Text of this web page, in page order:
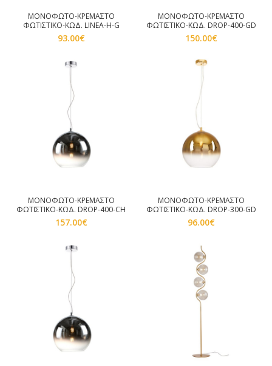
ΜΟΝΟΦΩΤΟ-ΚΡΕΜΑΣΤΟ
ΦΩΤΙΣΤΙΚΟ-ΚΩΔ. LINEA-H-G
93.00€
ΜΟΝΟΦΩΤΟ-ΚΡΕΜΑΣΤΟ
ΦΩΤΙΣΤΙΚΟ-ΚΩΔ. DROP-400-GD
150.00€
ΜΟΝΟΦΩΤΟ-ΚΡΕΜΑΣΤΟ
ΦΩΤΙΣΤΙΚΟ-ΚΩΔ. DROP-400-CH
157.00€
ΜΟΝΟΦΩΤΟ-ΚΡΕΜΑΣΤΟ
ΦΩΤΙΣΤΙΚΟ-ΚΩΔ. DROP-300-GD
96.00€